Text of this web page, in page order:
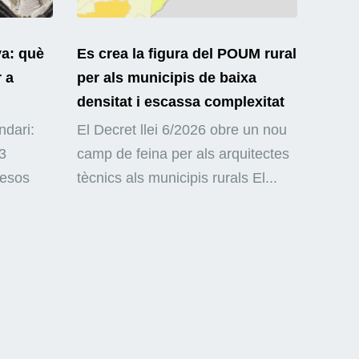
què
a
Es crea la figura del POUM rural
per als municipis de baixa
densitat i escassa complexitat
El Decret llei 6/2026 obre un nou
camp de feina per als arquitectes
tècnics als municipis rurals El...